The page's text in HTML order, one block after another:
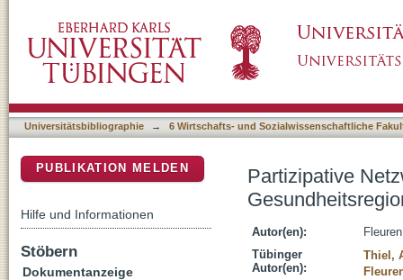
Erlangen-Höchstadt und Erlangen
Universitätsbibliographie → 6 Wirtschafts- und Sozialwissenschaftliche
Partizipative
Autor(en):
Tübinger
Autor(en):
Thiel,
PUBLIKATION MELDEN
Hilfe und Informationen
Stöbern
Dokumentanzeige